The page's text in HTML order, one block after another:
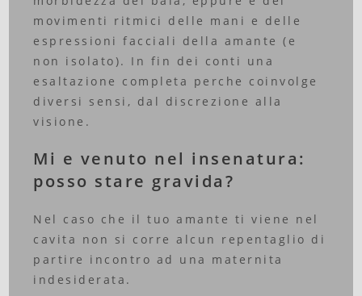
movimenti ritmici delle mani e delle
espressioni facciali della amante (e
non isolato). In fin dei conti una
esaltazione completa perche coinvolge
diversi sensi, dal discrezione alla
visione.
Mi e venuto nel insenatura:
posso stare gravida?
Nel caso che il tuo amante ti viene nel
cavita non si corre alcun repentaglio di
partire incontro ad una maternita
indesiderata.